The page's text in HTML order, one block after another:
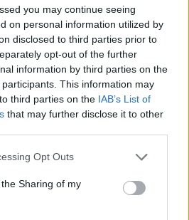
you may continue seeing
on personal information utilized by
disclosed to third parties prior to
opt-out of the further
information by third parties on the
participants. This information may
third parties on the IAB’s List of
that may further disclose it to other
app uses one or more Google
usage behaviour. You may click to
Google and its third-party tags to
purposes in below Google
Opt Outs
Sharing of my
Ισχύος και Δυνάμεων Προβολής
της Βουλής των
στην 'Ατυπη Συνάντηση των
ΕΕ «Gymnich» που θα διεξαχθεί
Λεμεσό. Στις 29 Μαΐου, θα
της Κοινοβουλευτικής
της Ευρώπης Πέτρα Μπερ
της υφυπουργού Εξωτερικών
στις 21 και 22
υπουργό Εξωτερικών στην
του ΝΑΤΟ